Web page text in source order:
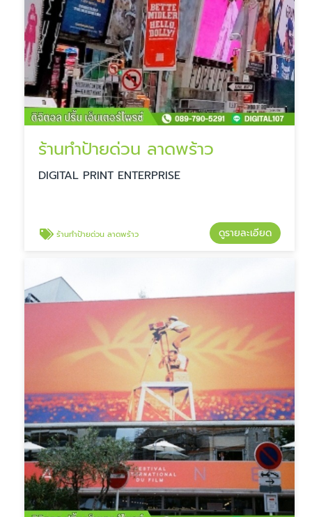
ร้านทำป้ายด่วน ลาดพร้าว
DIGITAL PRINT ENTERPRISE
ร้านทำป้ายด่วน ลาดพร้าว ดูรายละเอียด